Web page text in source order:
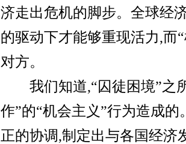
济走出危机的脚步。全球经
的驱动下才能够重现活力,而
对方。
我们知道,“囚徒困境”之
作”的“机会主义”行为造成
正的协调,制定出与各国经济